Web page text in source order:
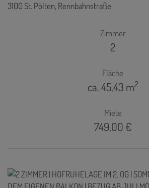
3100 St. Pölten, Rennbahnstraße
Zimmer
2
Fläche
ca. 45,43 m2
Miete
749,00 €